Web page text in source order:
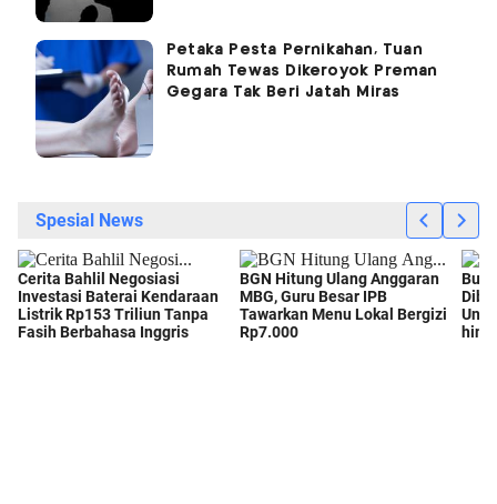
Petaka Pesta Pernikahan, Tuan
Rumah Tewas Dikeroyok Preman
Gegara Tak Beri Jatah Miras